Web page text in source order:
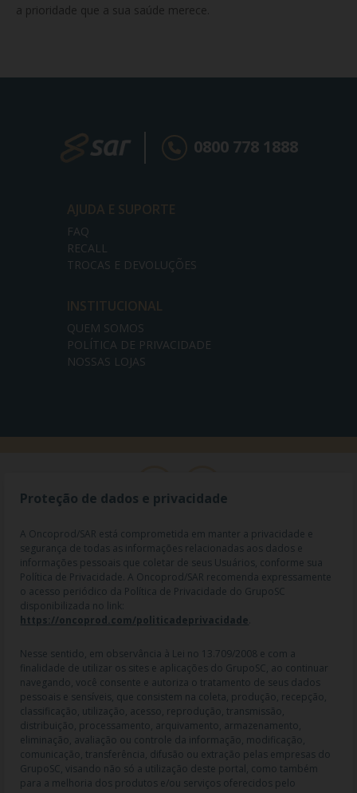
a prioridade que a sua saúde merece.
0800 778 1888
AJUDA E SUPORTE
FAQ
RECALL
TROCAS E DEVOLUÇÕES
INSTITUCIONAL
QUEM SOMOS
POLÍTICA DE PRIVACIDADE
NOSSAS LOJAS
RAZÃO SOCIAL: ONCO PROD DIST. DE PROD. HOSP. E ONCOL. LTDA |
04.307.650/0019-64 | IE: 119.242.793.110 | Endereço R: Olimpíadas, nº
100 2º andar CJ 21 22 - Vila Olímpia - SP | Cep: 04551-000 |
Farmacêutico responsável: Dra. Gislaine Lopes de Jesus - CRF/SP 47509
| AFE: 7.60997-7 | CMVS: 355030801-477-010609-1-0.
As informações contidas neste site não devem ser usadas para
automedicação e não substituem, em hipótese alguma, as orientações
dadas pelo profissional da área médica. Somente o médico está apto a
diagnosticar qualquer problema de saúde e prescrever o tratamento
adequado. Ao persistirem os sintomas, um médico deverá ser
Proteção de dados e privacidade
A Oncoprod/SAR está comprometida em manter a privacidade e
segurança de todas as informações relacionadas aos dados e
informações pessoais que coletar de seus Usuários, conforme sua
Política de Privacidade. A Oncoprod/SAR recomenda expressamente
o acesso periódico da Política de Privacidade do GrupoSC
disponibilizada no link:
https://oncoprod.com/politicadeprivacidade
Nesse sentido, em observância à Lei no 13.709/2008 e com a
finalidade de utilizar os sites e aplicações do GrupoSC, ao continuar
navegando, você consente e autoriza o tratamento de seus dados
pessoais e sensíveis, que consistem na coleta, produção, recepção,
classificação, utilização, acesso, reprodução, transmissão,
distribuição, processamento, arquivamento, armazenamento,
eliminação, avaliação ou controle da informação, modificação,
comunicação, transferência, difusão ou extração pelas empresas do
GrupoSC, visando não só a utilização deste portal, como também
para a melhoria dos produtos e/ou serviços oferecidos pelo